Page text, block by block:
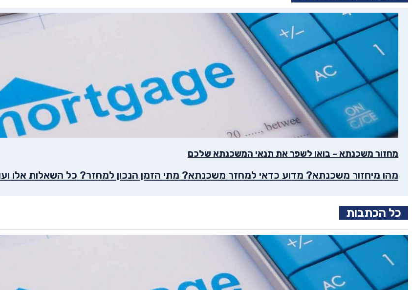
מחזור משכנתא – בואו לשפר את תנאי המשכנתא שלכם
מהו מיחזור משכנתא? מדוע כדאי למחזר משכנתא? מתי הזמן הנכון למחזר? כל השאלות אלו
כל הכתבות